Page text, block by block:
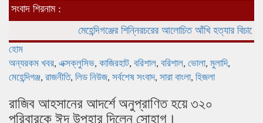
সংবাদ শিরনাম :
মেহেন্দিগঞ্জের শিন্নিরচরের আলোচিত আঁখি হত্যার বিচারের
হোম
অন্যরকম খবর, এক্সক্লুসিভ, কাজিরহাট, বরিশাল, বরিশাল, ভোলা, মুলাদি,
মেহেন্দিগঞ্জ, রাজনীতি, লিড নিউজ, সর্বশেষ সংবাদ, সারা বাংলা, হিজলা
রাজিব আহসানের আদর্শে অনুপ্রাণিত হয়ে ৩২০
পরিবারকে ঈদ উপহার দিলেন সোহাগ।